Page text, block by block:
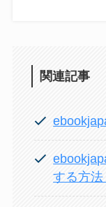
関連記事
する方法